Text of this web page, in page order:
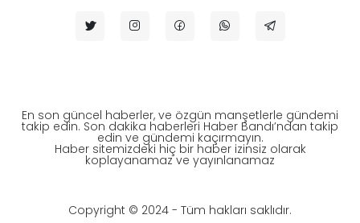
En son güncel haberler, ve özgün manşetlerle gündemi
takip edin. Son dakika haberleri Haber Bandı’ndan takip
edin ve gündemi kaçırmayın.
Haber sitemizdeki hiç bir haber izinsiz olarak
koplayanamaz ve yayınlanamaz
Copyright © 2024 - Tüm hakları saklıdır.